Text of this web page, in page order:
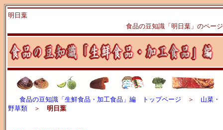
明日葉
食品の豆知識「明日葉」のページ
食品の豆知識「生鮮食品・加工食品」編 トップページ ＞ 山菜・
野草類 ＞ 明日葉